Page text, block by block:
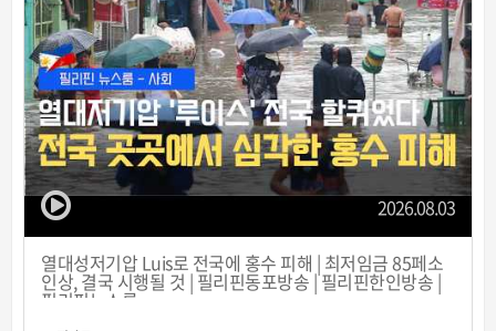
2026.08.03
열대성저기압 Luis로 전국에 홍수 피해 | 최저임금 85페소
인상, 결국 시행될 것 | 필리핀동포방송 | 필리핀한인방송 |
필리핀뉴스룸